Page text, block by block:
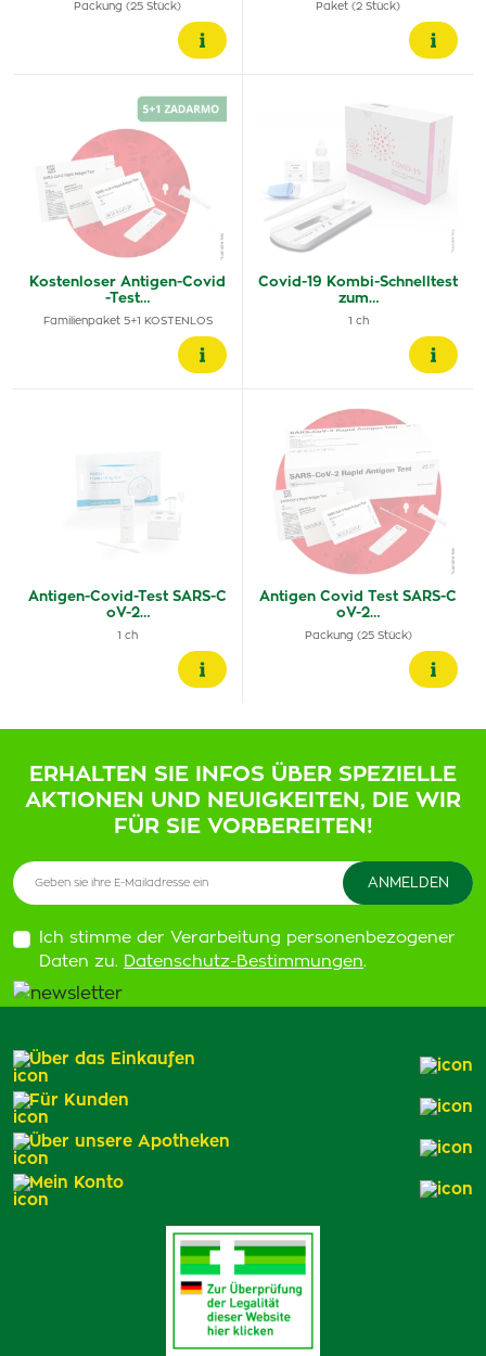
Packung (25 Stück) Paket (2 Stück)
Kostenloser Antigen-Covid
-Test…
Familienpaket 5+1 KOSTENLOS
Covid-19 Kombi-Schnelltest
zum…
1 ch
Antigen-Covid-Test SARS-C
oV-2…
1 ch
Antigen Covid Test SARS-C
oV-2…
Packung (25 Stück)
ERHALTEN SIE INFOS ÜBER SPEZIELLE
AKTIONEN UND NEUIGKEITEN, DIE WIR
FÜR SIE VORBEREITEN!
Ich stimme der Verarbeitung personenbezogener
Daten zu. Datenschutz-Bestimmungen.
Über das Einkaufen
Für Kunden
Über unsere Apotheken
Mein Konto